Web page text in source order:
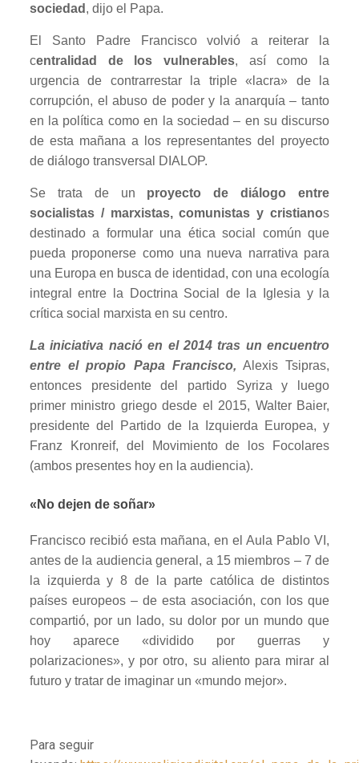
sociedad , dijo el Papa.
El Santo Padre Francisco volvió a reiterar la
centralidad de los vulnerables, así como la
urgencia de contrarrestar la triple «lacra» de la
corrupción, el abuso de poder y la anarquía – tanto
en la política como en la sociedad – en su discurso
de esta mañana a los representantes del proyecto
de diálogo transversal DIALOP.
Se trata de un proyecto de diálogo entre
socialistas / marxistas, comunistas y cristianos
destinado a formular una ética social común que
pueda proponerse como una nueva narrativa para
una Europa en busca de identidad, con una ecología
integral entre la Doctrina Social de la Iglesia y la
crítica social marxista en su centro.
La iniciativa nació en el 2014 tras un encuentro
entre el propio Papa Francisco, Alexis Tsipras,
entonces presidente del partido Syriza y luego
primer ministro griego desde el 2015, Walter Baier,
presidente del Partido de la Izquierda Europea, y
Franz Kronreif, del Movimiento de los Focolares
(ambos presentes hoy en la audiencia).
«No dejen de soñar»
Francisco recibió esta mañana, en el Aula Pablo VI,
antes de la audiencia general, a 15 miembros – 7 de
la izquierda y 8 de la parte católica de distintos
países europeos – de esta asociación, con los que
compartió, por un lado, su dolor por un mundo que
hoy aparece «dividido por guerras y
polarizaciones», y por otro, su aliento para mirar al
futuro y tratar de imaginar un «mundo mejor».
Para seguir